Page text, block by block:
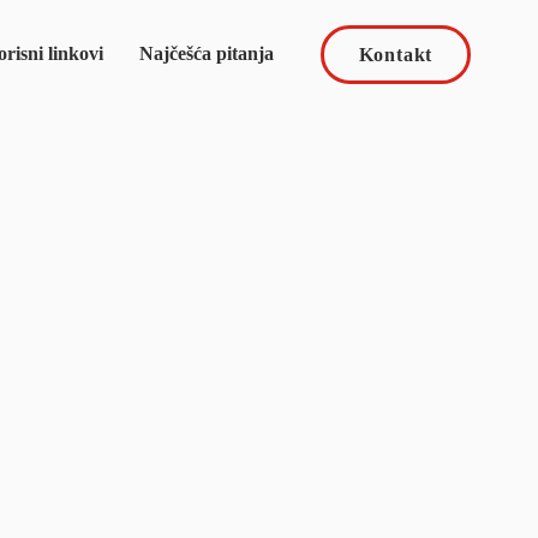
linkovi Najčešća pitanja Kontakt